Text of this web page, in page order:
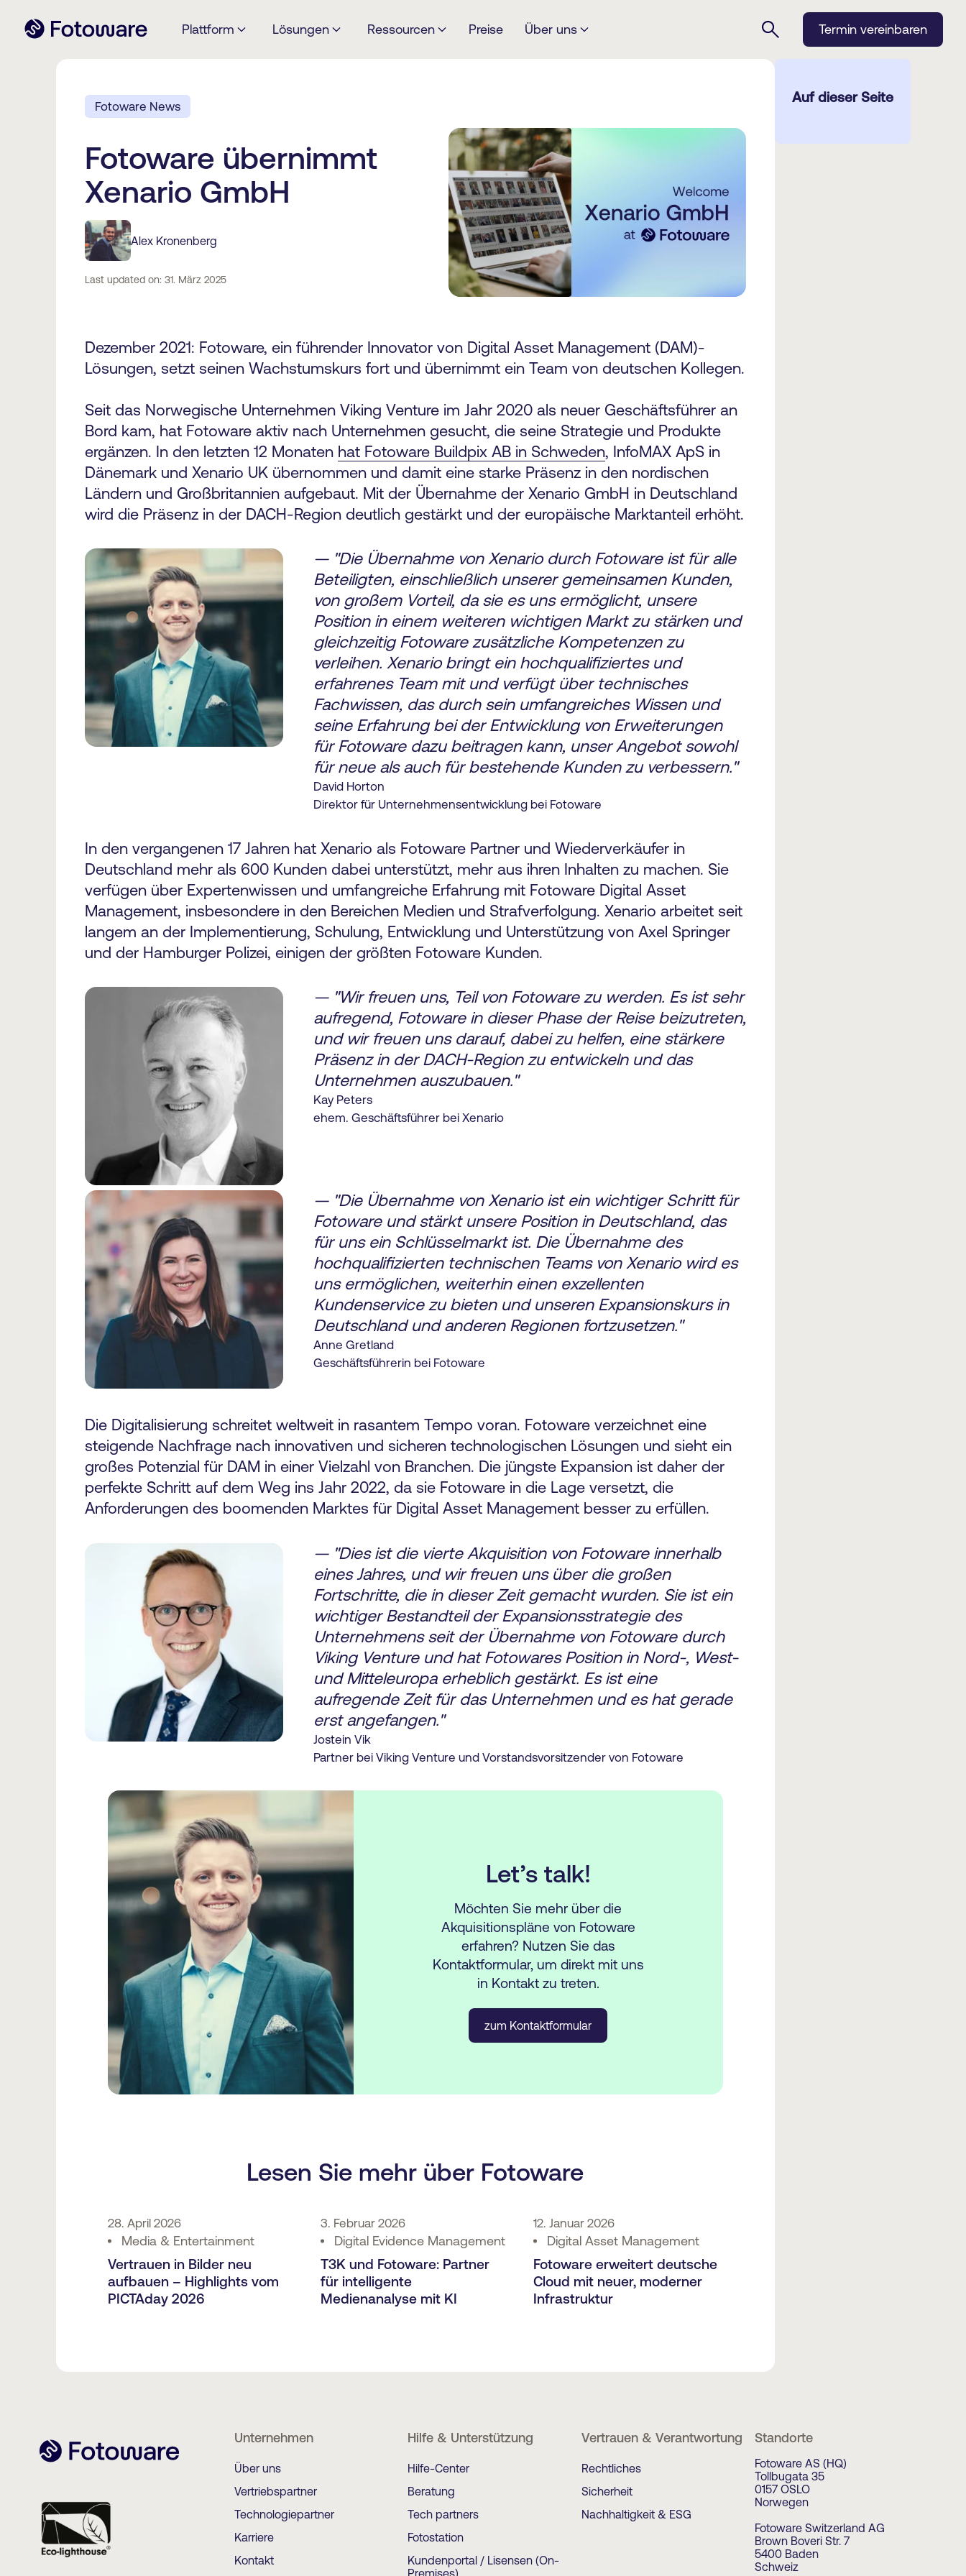
Plattform Lösungen Ressourcen Preise Über uns Termin vereinbaren
Fotoware News
Fotoware übernimmt
Xenario GmbH
Alex Kronenberg
Last updated on: 31. März 2025
Dezember 2021: Fotoware, ein führender Innovator von Digital Asset Management (DAM)-
Lösungen, setzt seinen Wachstumskurs fort und übernimmt ein Team von deutschen Kollegen.
Seit das Norwegische Unternehmen Viking Venture im Jahr 2020 als neuer Geschäftsführer an
Bord kam, hat Fotoware aktiv nach Unternehmen gesucht, die seine Strategie und Produkte
ergänzen. In den letzten 12 Monaten hat Fotoware Buildpix AB in Schweden, InfoMAX ApS in
Dänemark und Xenario UK übernommen und damit eine starke Präsenz in den nordischen
Ländern und Großbritannien aufgebaut. Mit der Übernahme der Xenario GmbH in Deutschland
wird die Präsenz in der DACH-Region deutlich gestärkt und der europäische Marktanteil erhöht.
— "Die Übernahme von Xenario durch Fotoware ist für alle
Beteiligten, einschließlich unserer gemeinsamen Kunden,
von großem Vorteil, da sie es uns ermöglicht, unsere
Position in einem weiteren wichtigen Markt zu stärken und
gleichzeitig Fotoware zusätzliche Kompetenzen zu
verleihen. Xenario bringt ein hochqualifiziertes und
erfahrenes Team mit und verfügt über technisches
Fachwissen, das durch sein umfangreiches Wissen und
seine Erfahrung bei der Entwicklung von Erweiterungen
für Fotoware dazu beitragen kann, unser Angebot sowohl
für neue als auch für bestehende Kunden zu verbessern."
David Horton
Direktor für Unternehmensentwicklung bei Fotoware
In den vergangenen 17 Jahren hat Xenario als Fotoware Partner und Wiederverkäufer in
Deutschland mehr als 600 Kunden dabei unterstützt, mehr aus ihren Inhalten zu machen. Sie
verfügen über Expertenwissen und umfangreiche Erfahrung mit Fotoware Digital Asset
Management, insbesondere in den Bereichen Medien und Strafverfolgung. Xenario arbeitet seit
langem an der Implementierung, Schulung, Entwicklung und Unterstützung von Axel Springer
und der Hamburger Polizei, einigen der größten Fotoware Kunden.
— "Wir freuen uns, Teil von Fotoware zu werden. Es ist sehr
aufregend, Fotoware in dieser Phase der Reise beizutreten,
und wir freuen uns darauf, dabei zu helfen, eine stärkere
Präsenz in der DACH-Region zu entwickeln und das
Unternehmen auszubauen."
Kay Peters
ehem. Geschäftsführer bei Xenario
— "Die Übernahme von Xenario ist ein wichtiger Schritt für
Fotoware und stärkt unsere Position in Deutschland, das
für uns ein Schlüsselmarkt ist. Die Übernahme des
hochqualifizierten technischen Teams von Xenario wird es
uns ermöglichen, weiterhin einen exzellenten
Kundenservice zu bieten und unseren Expansionskurs in
Deutschland und anderen Regionen fortzusetzen."
Anne Gretland
Geschäftsführerin bei Fotoware
Die Digitalisierung schreitet weltweit in rasantem Tempo voran. Fotoware verzeichnet eine
steigende Nachfrage nach innovativen und sicheren technologischen Lösungen und sieht ein
großes Potenzial für DAM in einer Vielzahl von Branchen. Die jüngste Expansion ist daher der
perfekte Schritt auf dem Weg ins Jahr 2022, da sie Fotoware in die Lage versetzt, die
Anforderungen des boomenden Marktes für Digital Asset Management besser zu erfüllen.
— "Dies ist die vierte Akquisition von Fotoware innerhalb
eines Jahres, und wir freuen uns über die großen
Fortschritte, die in dieser Zeit gemacht wurden. Sie ist ein
wichtiger Bestandteil der Expansionsstrategie des
Unternehmens seit der Übernahme von Fotoware durch
Viking Venture und hat Fotowares Position in Nord-, West-
und Mitteleuropa erheblich gestärkt. Es ist eine
aufregende Zeit für das Unternehmen und es hat gerade
erst angefangen."
Jostein Vik
Partner bei Viking Venture und Vorstandsvorsitzender von Fotoware
Let’s talk!
Möchten Sie mehr über die
Akquisitionspläne von Fotoware
erfahren? Nutzen Sie das
Kontaktformular, um direkt mit uns
in Kontakt zu treten.
zum Kontaktformular
Lesen Sie mehr über Fotoware
28. April 2026
Media & Entertainment
Vertrauen in Bilder neu
aufbauen – Highlights vom
PICTAday 2026
3. Februar 2026
Digital Evidence Management
T3K und Fotoware: Partner
für intelligente
Medienanalyse mit KI
12. Januar 2026
Digital Asset Management
Fotoware erweitert deutsche
Cloud mit neuer, moderner
Infrastruktur
Auf dieser Seite
Unternehmen
Über uns
Vertriebspartner
Technologiepartner
Karriere
Kontakt
Hilfe & Unterstützung
Hilfe-Center
Beratung
Tech partners
Fotostation
Kundenportal / Lisensen (On-
Premises)
Vertrauen & Verantwortung
Rechtliches
Sicherheit
Nachhaltigkeit & ESG
Standorte
Fotoware AS (HQ)
Tollbugata 35
0157 OSLO
Norwegen
Fotoware Switzerland AG
Brown Boveri Str. 7
5400 Baden
Schweiz